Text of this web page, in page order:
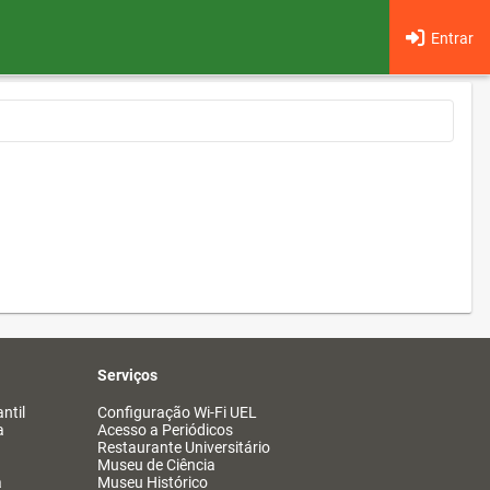
Entrar
Serviços
Configuração Wi-Fi UEL
Acesso a Periódicos
Restaurante Universitário
Museu de Ciência
Museu Histórico